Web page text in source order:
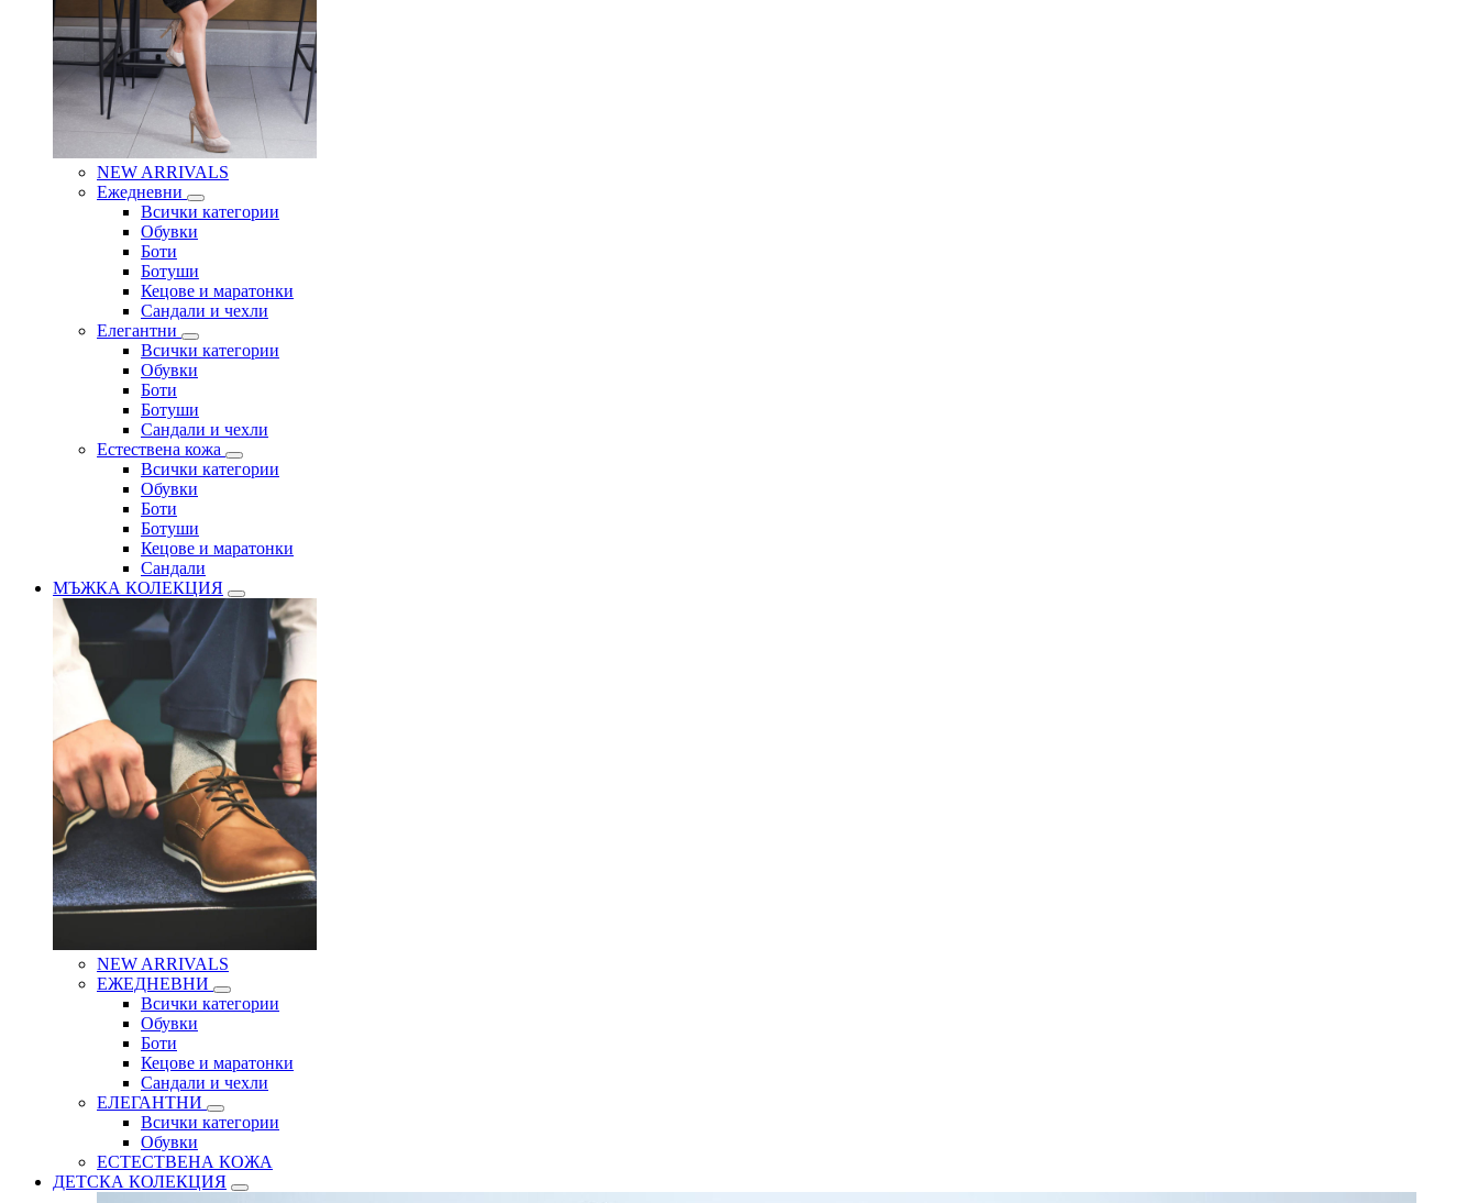
NEW ARRIVALS
Ежедневни
Всички категории
Обувки
Боти
Ботуши
Кецове и маратонки
Сандали и чехли
Елегантни
Всички категории
Обувки
Боти
Ботуши
Сандали и чехли
Естествена кожа
Всички категории
Обувки
Боти
Ботуши
Кецове и маратонки
Сандали
МЪЖКА КОЛЕКЦИЯ
NEW ARRIVALS
ЕЖЕДНЕВНИ
Всички категории
Обувки
Боти
Кецове и маратонки
Сандали и чехли
ЕЛЕГАНТНИ
Всички категории
Обувки
ЕСТЕСТВЕНА КОЖА
ДЕТСКА КОЛЕКЦИЯ